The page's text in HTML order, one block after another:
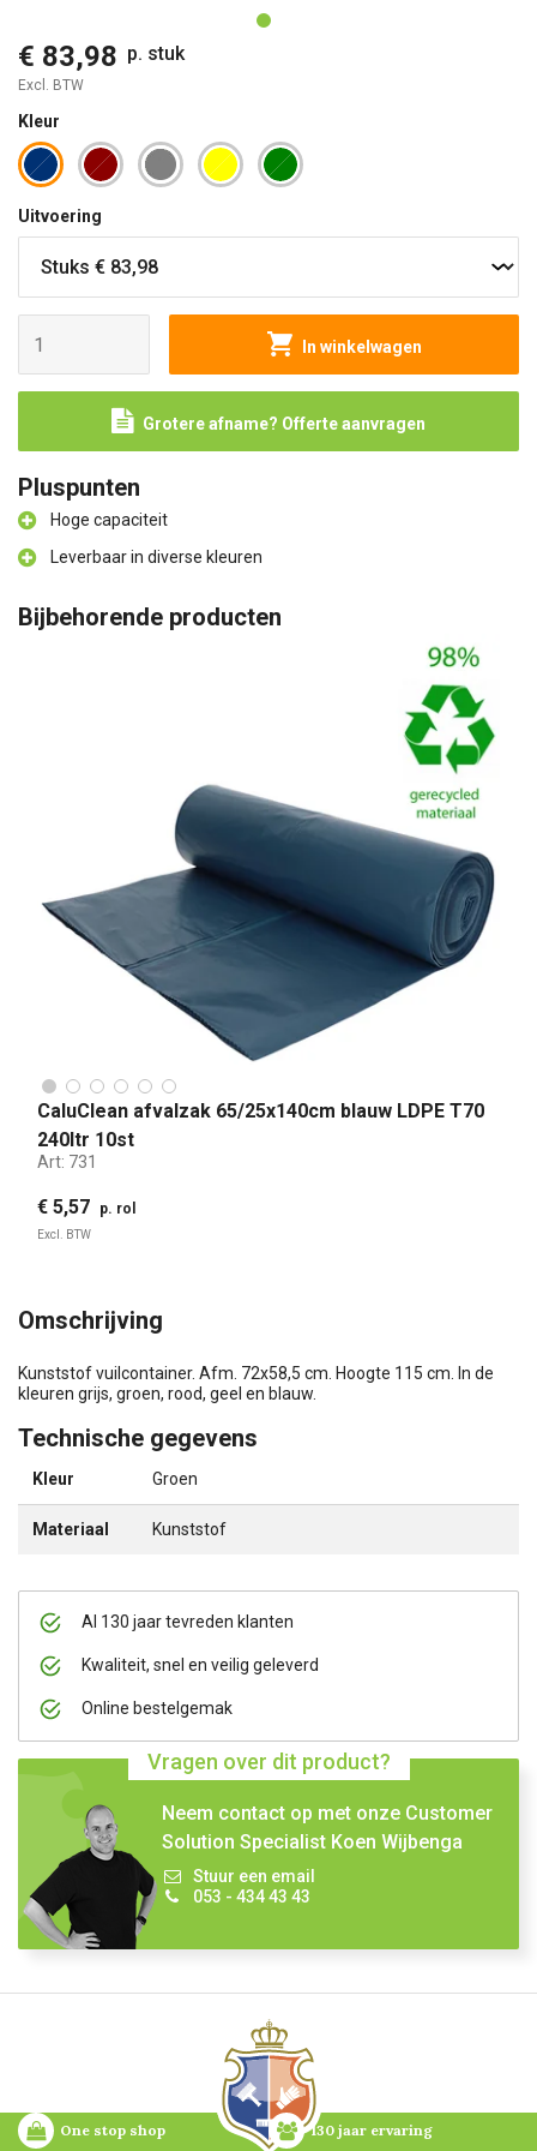
€ 83,98 p. stuk
Excl. BTW
Kleur
Uitvoering
In winkelwagen
Grotere afname? Offerte aanvragen
Al 130 jaar tevreden klanten
Kwaliteit, snel en veilig geleverd
Online bestelgemak
Vragen over dit product?
Neem contact op met onze Customer
Solution Specialist Koen Wijbenga
Stuur een email
053 - 434 43 43
Pluspunten
Hoge capaciteit
Leverbaar in diverse kleuren
Bijbehorende producten
CaluClean afvalzak 65/25x140cm blauw LDPE T70
240ltr 10st
Art: 731
€ 5,57 p. rol
Excl. BTW
Omschrijving
Kunststof vuilcontainer. Afm. 72x58,5 cm. Hoogte 115 cm. In de
kleuren grijs, groen, rood, geel en blauw.
Technische gegevens
Kleur Groen
Materiaal Kunststof
One stop shop 130 jaar ervaring